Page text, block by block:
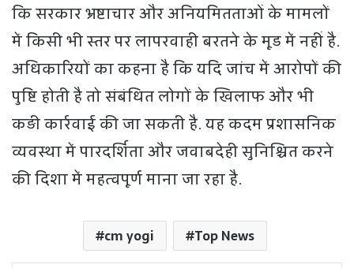
कि सरकार भ्रष्टाचार और अनियमितताओं के मामलों
में किसी भी स्तर पर लापरवाही बरतने के मूड में नहीं है.
अधिकारियों का कहना है कि यदि जांच में आरोपों की
पुष्टि होती है तो संबंधित लोगों के खिलाफ और भी
कड़ी कार्रवाई की जा सकती है. यह कदम प्रशासनिक
व्यवस्था में पारदर्शिता और जवाबदेही सुनिश्चित करने
की दिशा में महत्वपूर्ण माना जा रहा है.
cm yogi Top News